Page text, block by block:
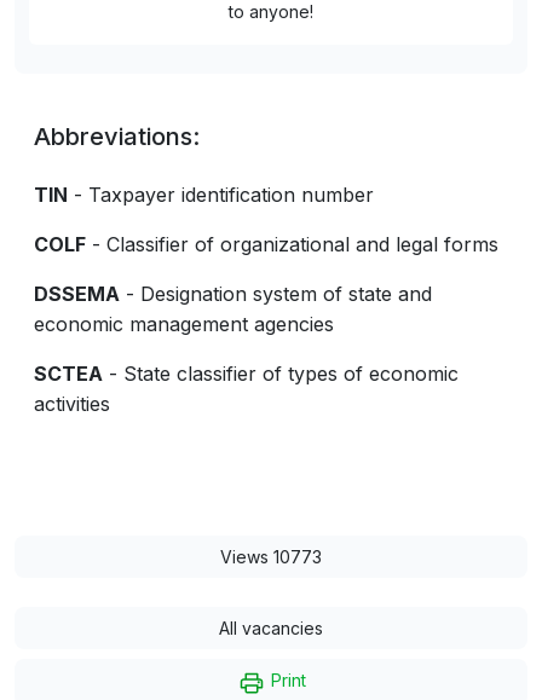
to anyone!
Abbreviations:
TIN - Taxpayer identification number
COLF - Classifier of organizational and legal forms
DSSEMA - Designation system of state and
economic management agencies
SCTEA - State classifier of types of economic
activities
Views 10773
All vacancies
Print